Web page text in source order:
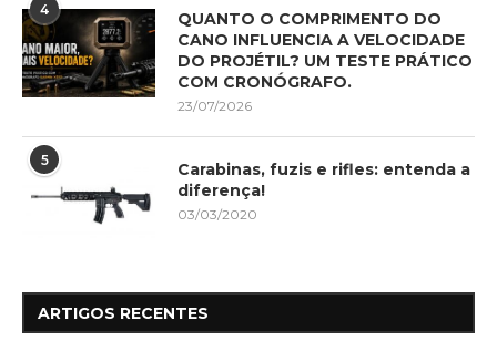
4
QUANTO O COMPRIMENTO DO
CANO INFLUENCIA A VELOCIDADE
DO PROJÉTIL? UM TESTE PRÁTICO
COM CRONÓGRAFO.
23/07/2026
5
Carabinas, fuzis e rifles: entenda a
diferença!
03/03/2020
ARTIGOS RECENTES